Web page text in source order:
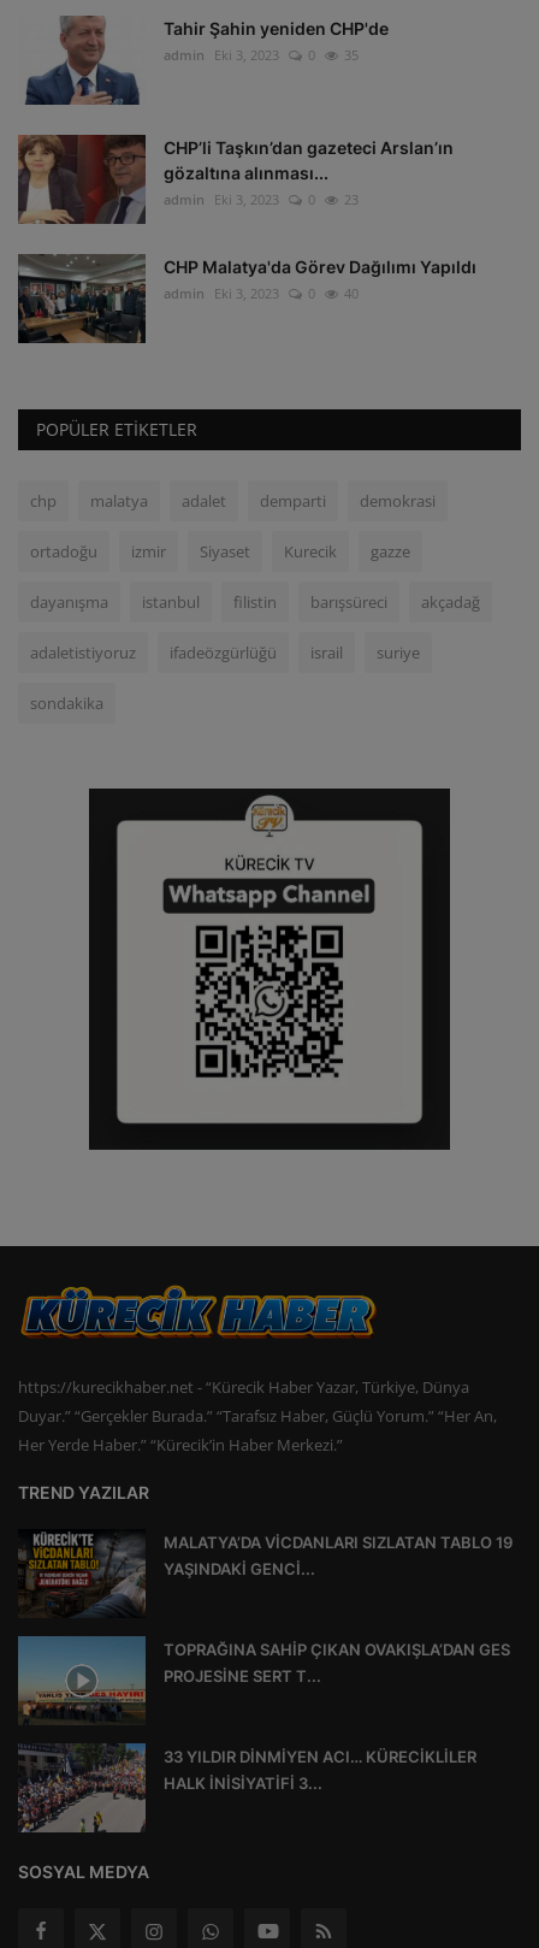
Tahir Şahin yeniden CHP'de
admin Eki 3, 2023 0 35
CHP’li Taşkın’dan gazeteci Arslan’ın
gözaltına alınması...
admin Eki 3, 2023 0 23
CHP Malatya'da Görev Dağılımı Yapıldı
admin Eki 3, 2023 0 40
POPÜLER ETIKETLER
chp malatya adalet demparti demokrasi
ortadoğu izmir Siyaset Kurecik gazze
dayanışma istanbul filistin barışsüreci akçadağ
adaletistiyoruz ifadeözgürlüğü israil suriye
sondakika
https://kurecikhaber.net - “Kürecik Haber Yazar, Türkiye, Dünya
Duyar.” “Gerçekler Burada.” “Tarafsız Haber, Güçlü Yorum.” “Her An,
Her Yerde Haber.” “Kürecik’in Haber Merkezi.”
TREND YAZILAR
MALATYA’DA VİCDANLARI SIZLATAN TABLO 19
YAŞINDAKİ GENCİ...
TOPRAĞINA SAHİP ÇIKAN OVAKIŞLA’DAN GES
PROJESİNE SERT T...
33 YILDIR DİNMİYEN ACI… KÜRECİKLİLER
HALK İNİSİYATİFİ 3...
SOSYAL MEDYA